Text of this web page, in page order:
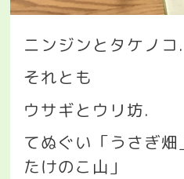
ニンジンとタケノコ .
それとも
ウサギとウリ坊.
てぬぐい「うさぎ
たけのこ山」